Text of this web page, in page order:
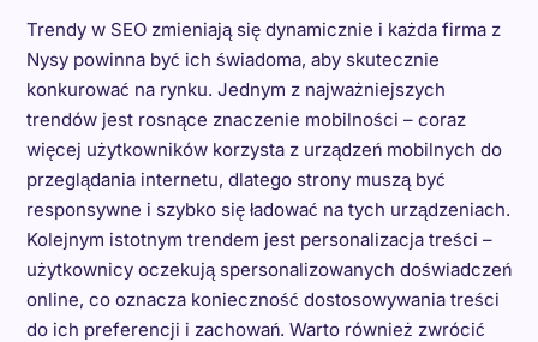
Trendy w SEO zmieniają się dynamicznie i każda firma z
Nysy powinna być ich świadoma, aby skutecznie
konkurować na rynku. Jednym z najważniejszych
trendów jest rosnące znaczenie mobilności – coraz
więcej użytkowników korzysta z urządzeń mobilnych do
przeglądania internetu, dlatego strony muszą być
responsywne i szybko się ładować na tych urządzeniach.
Kolejnym istotnym trendem jest personalizacja treści –
użytkownicy oczekują spersonalizowanych doświadczeń
online, co oznacza konieczność dostosowywania treści
do ich preferencji i zachowań. Warto również zwrócić